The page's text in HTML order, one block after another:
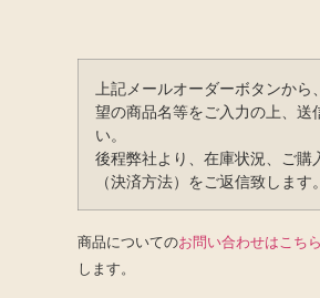
上記メールオーダーボタンから
望の商品名等をご入力の上、送
い。
後程弊社より、在庫状況、ご購
（決済方法）をご返信致します。
商品についてのお問い合わせはこちら
します。